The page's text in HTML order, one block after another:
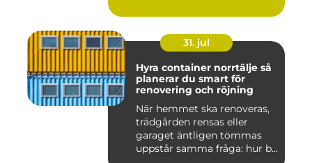
31. jul
Hyra container norrtälje så
planerar du smart för
renovering och röjning
När hemmet ska renoveras,
trädgården rensas eller
garaget äntligen tömmas
uppstår samma fråga: hur b...